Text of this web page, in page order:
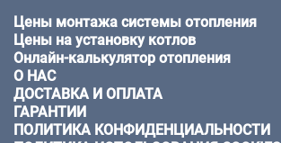
Цены монтажа системы отопления
Цены на установку котлов
Онлайн-калькулятор отопления
О НАС
ДОСТАВКА И ОПЛАТА
ГАРАНТИИ
ПОЛИТИКА КОНФИДЕНЦИАЛЬНОСТИ